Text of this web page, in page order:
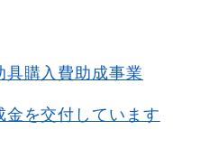
購入費助成事業
を交付しています